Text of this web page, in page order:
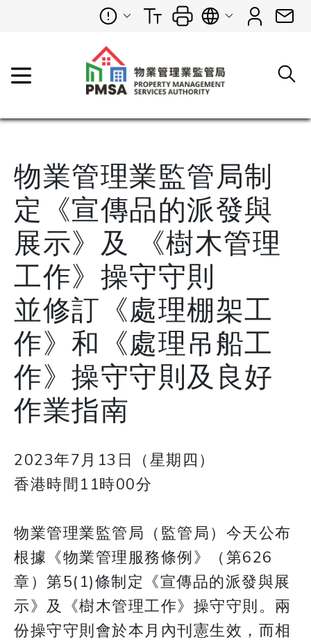
物業管理業監管局制
定《宣傳品的派發與
展示》及 《樹木管理
工作》操守守則
並修訂《處理棚架工
作》和《處理吊船工
作》操守守則及良好
作業指南
2023年7月13日（星期四）
香港時間11時00分
物業管理業監管局（監管局）今天公布
根據《物業管理服務條例》（第626
章）第5(1)條制定《宣傳品的派發與展
示》及《樹木管理工作》操守守則。兩
份操守守則會於本月內刊憲生效，而相